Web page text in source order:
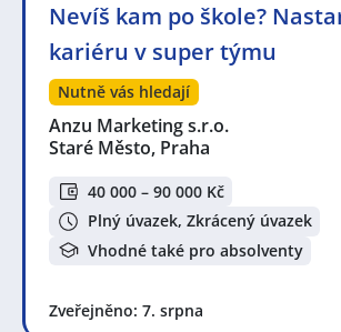
Nevíš kam po škole?
kariéru v super týmu
Nutně vás hledají
Anzu Marketing s.r.o.
Staré Město, Praha
40 000 – 90 000 Kč
Plný úvazek, Zkrácený úvazek
Vhodné také pro absolventy
Zveřejněno: 7. srpna